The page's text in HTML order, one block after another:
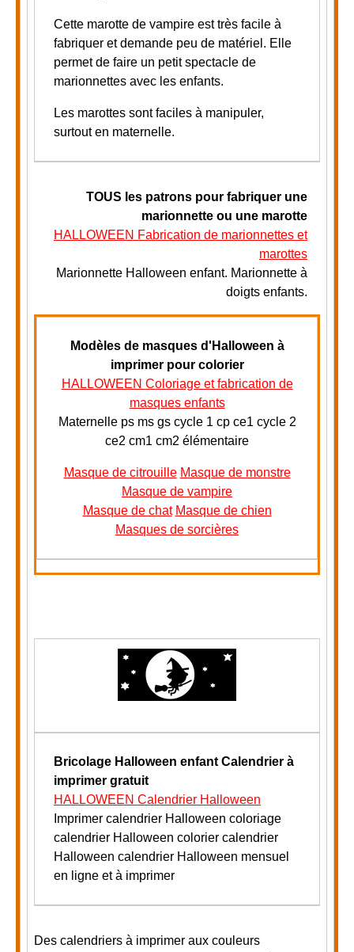
Cette marotte de vampire est très facile à
fabriquer et demande peu de matériel. Elle
permet de faire un petit spectacle de
marionnettes avec les enfants.
Les marottes sont faciles à manipuler,
surtout en maternelle.
TOUS les patrons pour fabriquer une
marionnette ou une marotte
HALLOWEEN Fabrication de marionnettes et
marottes
Marionnette Halloween enfant. Marionnette à
doigts enfants.
Modèles de masques d'Halloween à
imprimer pour colorier
HALLOWEEN Coloriage et fabrication de
masques enfants
Maternelle ps ms gs cycle 1 cp ce1 cycle 2
ce2 cm1 cm2 élémentaire
Masque de citrouille Masque de monstre
Masque de vampire
Masque de chat Masque de chien
Masques de sorcières
Bricolage Halloween enfant Calendrier à
imprimer gratuit
HALLOWEEN Calendrier Halloween
Imprimer calendrier Halloween coloriage
calendrier Halloween colorier calendrier
Halloween calendrier Halloween mensuel
en ligne et à imprimer
Des calendriers à imprimer aux couleurs